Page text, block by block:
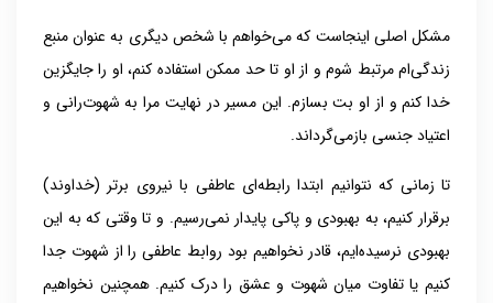
مشکل اصلی اینجاست که می‌خواهم با شخص دیگری به عنوان منبع
زندگی‌ام مرتبط شوم و از او تا حد ممکن استفاده کنم، او را جایگزین
خدا کنم و از او بت بسازم. این مسیر در نهایت مرا به شهوت‌رانی و
اعتیاد جنسی بازمی‌گرداند.
تا زمانی که نتوانیم ابتدا رابطه‌ای عاطفی با نیروی برتر (خداوند)
برقرار کنیم، به بهبودی و پاکی پایدار نمی‌رسیم. و تا وقتی که به این
بهبودی نرسیده‌ایم، قادر نخواهیم بود روابط عاطفی را از شهوت جدا
کنیم یا تفاوت میان شهوت و عشق را درک کنیم. همچنین نخواهیم